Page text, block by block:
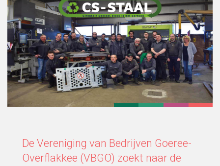
De Vereniging van Bedrijven Goeree-
Overflakkee (VBGO) zoekt naar de